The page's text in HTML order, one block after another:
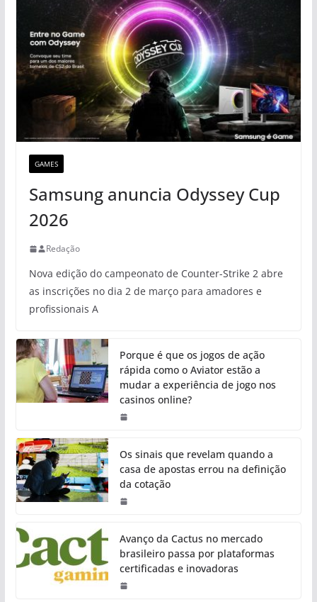
GAMES
Samsung anuncia Odyssey Cup
2026
Redação
Nova edição do campeonato de Counter-Strike 2 abre
as inscrições no dia 2 de março para amadores e
profissionais A
Porque é que os jogos de ação
rápida como o Aviator estão a
mudar a experiência de jogo nos
casinos online?
Os sinais que revelam quando a
casa de apostas errou na definição
da cotação
Avanço da Cactus no mercado
brasileiro passa por plataformas
certificadas e inovadoras